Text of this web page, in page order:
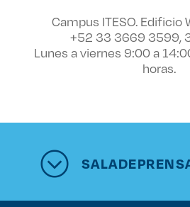
Campus ITESO. Edificio
+52 33 3669 3599,
Lunes a viernes 9:00 a
horas.